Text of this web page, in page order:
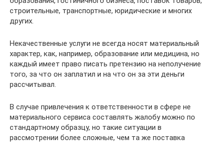
строительные, транспортные, юридические и многих
других.
Некачественные услуги не всегда носят материальный
характер, как, например, образование или медицина, но
каждый имеет право писать претензию на неполучение
того, за что он заплатил и на что он за эти деньги
рассчитывал.
В случае привлечения к ответственности в сфере не
материального сервиса составлять жалобу можно по
стандартному образцу, но такие ситуации в
рассмотрении более сложные, чем та же поставка